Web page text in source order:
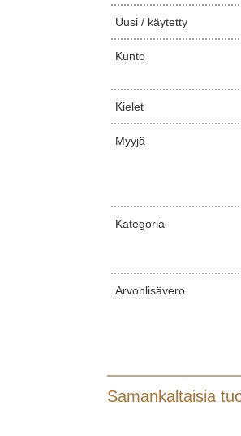
Uusi / käytetty
Kunto
Kielet
Myyjä
Kategoria
Arvonlisävero
Samankaltaisia